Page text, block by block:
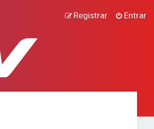
Entrar
Registrar